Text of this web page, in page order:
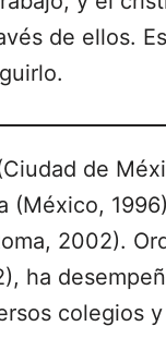
de ellos.
de
(México,
2002).
ha
colegios